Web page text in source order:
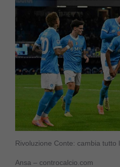
Rivoluzione Conte: cambia tutto
Ansa – controcalcio.com